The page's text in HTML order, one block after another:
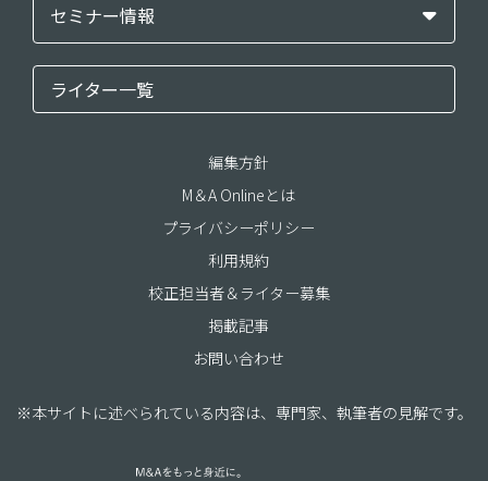
セミナー情報
ライター一覧
編集方針
M＆A Onlineとは
プライバシーポリシー
利用規約
校正担当者＆ライター募集
掲載記事
お問い合わせ
※本サイトに述べられている内容は、専門家、執筆者の見解です。